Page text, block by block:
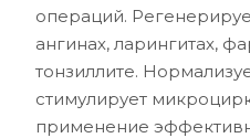
операций.
ангинах, ларингитах,
тонзиллите.
стимулирует
применение